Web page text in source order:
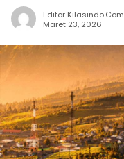
Editor Kilasindo.com
Maret 23, 2026